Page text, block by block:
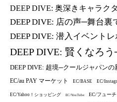
DEEP DIVE: 奥深きキャラク
DEEP DIVE: 店の声─舞台裏
DEEP DIVE: 潜入イベントレ
DEEP DIVE: 賢くなろ
DEEP DIVE: 超境─クールジャパンの
EC/au PAY マーケット EC/BASE EC/
EC/Yahoo！ショッピング EC/YouTube EC/フュー